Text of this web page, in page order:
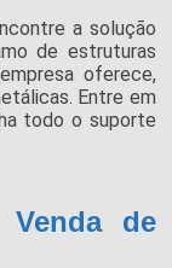
a solução
de estruturas
oferece,
Entre em
todo o suporte
de